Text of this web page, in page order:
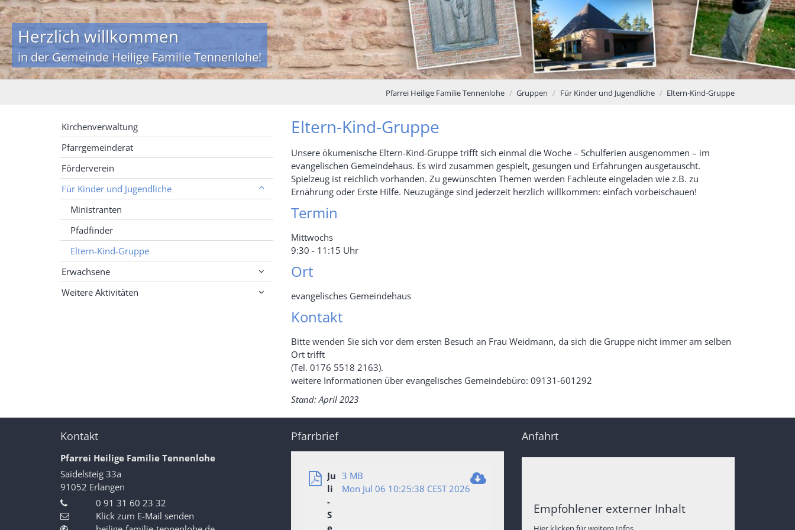
Herzlich willkommen
in der Gemeinde Heilige Familie Tennenlohe!
Pfarrei Heilige Familie Tennenlohe Gruppen Für Kinder und Jugendliche Eltern-Kind-Gruppe
Eltern-Kind-Gruppe
Unsere ökumenische Eltern-Kind-Gruppe trifft sich einmal die Woche – Schulferien ausgenommen – im
evangelischen Gemeindehaus. Es wird zusammen gespielt, gesungen und Erfahrungen ausgetauscht.
Spielzeug ist reichlich vorhanden. Zu gewünschten Themen werden Fachleute eingeladen wie z.B. zu
Ernährung oder Erste Hilfe. Neuzugänge sind jederzeit herzlich willkommen: einfach vorbeischauen!
Termin
Mittwochs
9:30 - 11:15 Uhr
Ort
evangelisches Gemeindehaus
Kontakt
Bitte wenden Sie sich vor dem ersten Besuch an Frau Weidmann, da sich die Gruppe nicht immer am selben
Ort trifft
(Tel. 0176 5518 2163).
weitere Informationen über evangelisches Gemeindebüro: 09131-601292
Stand: April 2023
Kirchenverwaltung
Pfarrgemeinderat
Förderverein
Für Kinder und Jugendliche
Ministranten
Pfadfinder
Eltern-Kind-Gruppe
Erwachsene
Weitere Aktivitäten
Kontakt
Pfarrei Heilige Familie Tennenlohe
Saidelsteig 33a
91052 Erlangen
0 91 31 60 23 32
Klick zum E-Mail senden
Pfarrbrief
Ju
li
-
S
e
3 MB
Mon Jul 06 10:25:38 CEST 2026
Anfahrt
Empfohlener externer Inhalt